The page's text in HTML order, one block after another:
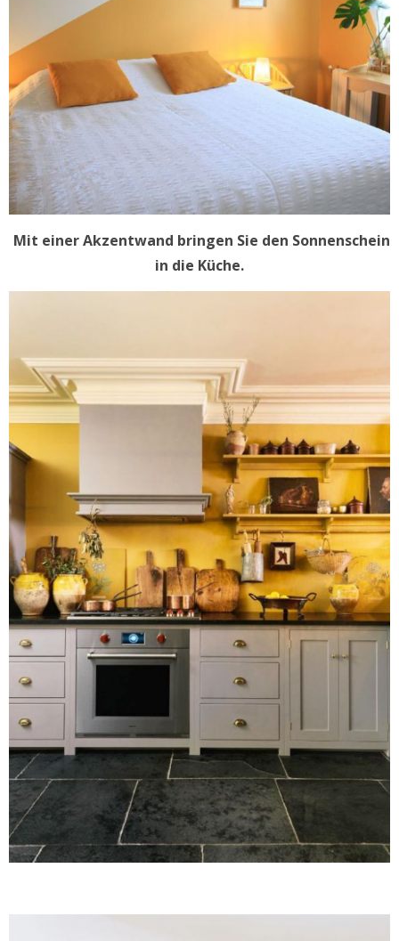
Mit einer Akzentwand bringen Sie den Sonnenschein
in die Küche.